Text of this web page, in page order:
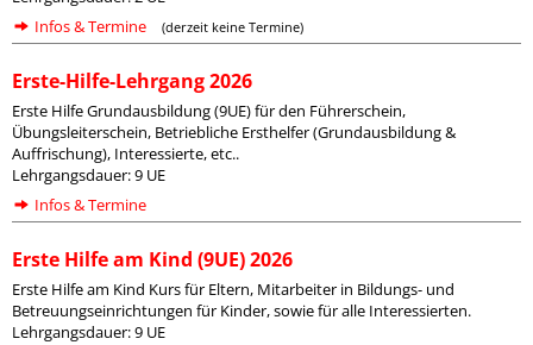
Infos & Termine
(derzeit keine Termine)
Erste-Hilfe-Lehrgang 2026
Erste Hilfe Grundausbildung (9UE) für den Führerschein,
Übungsleiterschein, Betriebliche Ersthelfer (Grundausbildung &
Auffrischung), Interessierte, etc..
Lehrgangsdauer: 9 UE
Infos & Termine
Erste Hilfe am Kind (9UE) 2026
Erste Hilfe am Kind Kurs für Eltern, Mitarbeiter in Bildungs- und
Betreuungseinrichtungen für Kinder, sowie für alle Interessierten.
Lehrgangsdauer: 9 UE